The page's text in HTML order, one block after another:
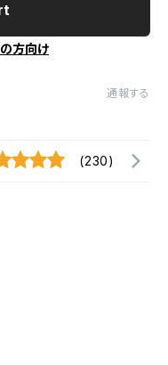
方向け
通報する
(230)